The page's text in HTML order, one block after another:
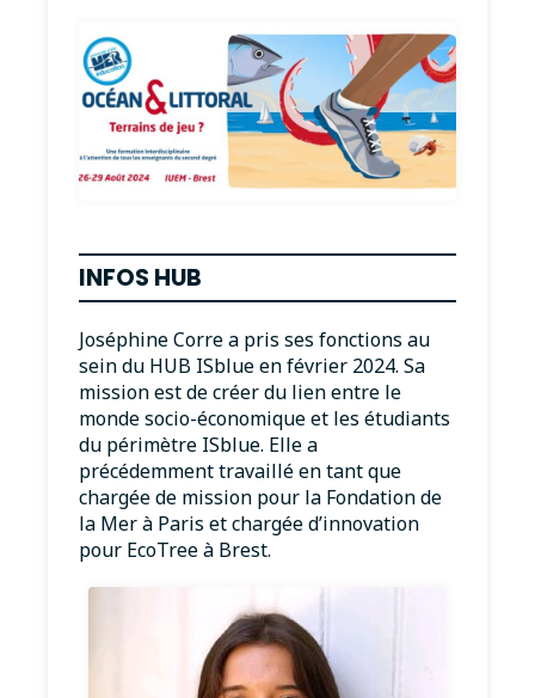
INFOS HUB
Joséphine Corre a pris ses fonctions au
sein du HUB ISblue en février 2024. Sa
mission est de créer du lien entre le
monde socio-économique et les étudiants
du périmètre ISblue. Elle a
précédemment travaillé en tant que
chargée de mission pour la Fondation de
la Mer à Paris et chargée d’innovation
pour EcoTree à Brest.